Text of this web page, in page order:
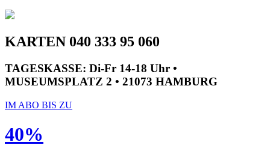
KARTEN 040 333 95 060
TAGESKASSE: Di-Fr 14-18 Uhr •
MUSEUMSPLATZ 2 • 21073 HAMBURG
IM ABO BIS ZU
40%